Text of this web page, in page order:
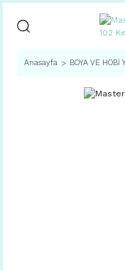
Anasayfa BOYA VE HOBİ